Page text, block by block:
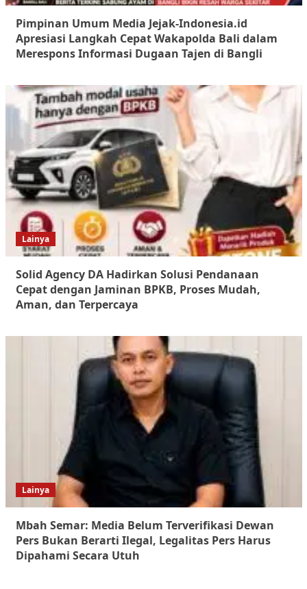
Pimpinan Umum Media Jejak-Indonesia.id
Apresiasi Langkah Cepat Wakapolda Bali dalam
Merespons Informasi Dugaan Tajen di Bangli
Lainya
Solid Agency DA Hadirkan Solusi Pendanaan
Cepat dengan Jaminan BPKB, Proses Mudah,
Aman, dan Terpercaya
Lainya
Mbah Semar: Media Belum Terverifikasi Dewan
Pers Bukan Berarti Ilegal, Legalitas Pers Harus
Dipahami Secara Utuh